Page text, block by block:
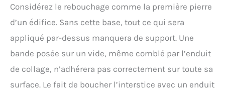
Considérez le rebouchage comme la première pierre
d’un édifice. Sans cette base, tout ce qui sera
appliqué par-dessus manquera de support. Une
bande posée sur un vide, même comblé par l’enduit
de collage, n’adhérera pas correctement sur toute sa
surface. Le fait de boucher l’interstice avec un enduit